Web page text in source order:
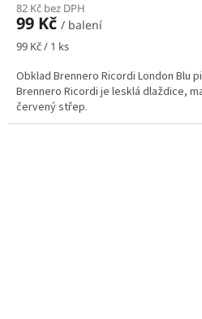
82 Kč bez DPH
99 Kč / balení
Měrná
99 Kč / 1 ks
Obklad Brennero Ricordi London Blu
Brennero Ricordi je lesklá dlaždice,
červený střep.